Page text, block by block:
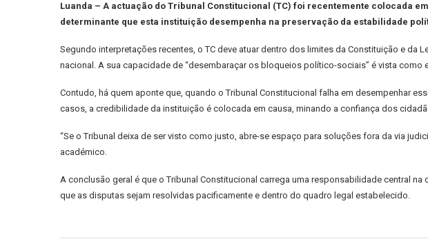
Luanda – A actuação do Tribunal Constitucional (TC) foi recentemente colocada
determinante que esta instituição desempenha na preservação da estabilidade
Segundo interpretações recentes, o TC deve atuar dentro dos limites da Constituição e
nacional. A sua capacidade de “desembaraçar os bloqueios político-sociais” é vista
Contudo, há quem aponte que, quando o Tribunal Constitucional falha em desempenhar
casos, a credibilidade da instituição é colocada em causa, minando a confiança dos
“Se o Tribunal deixa de ser visto como justo, abre-se espaço para soluções fora da via
académico.
A conclusão geral é que o Tribunal Constitucional carrega uma responsabilidade central
que as disputas sejam resolvidas pacificamente e dentro do quadro legal estabelecido.